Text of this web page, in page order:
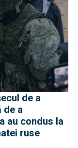
de a
de a
au condus la
ruse